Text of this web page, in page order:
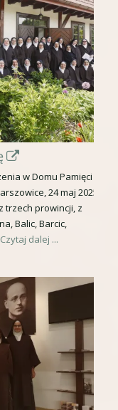
i
e
r
a
s
i
ę
n
o
w
y
k
n
e
t
r
o
n
o
t
w
w Domu Pamięci
24 maj 2025
trzech prowincji, z
Balic, Barcic,
Czytaj dalej ...